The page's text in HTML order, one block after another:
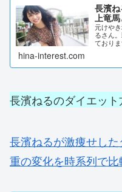
長濱
上竜
元けや
るさん
ており
hina-interest.com
長濱ねるのダイエット
長濱ねるが激痩せし
重の変化を時系列で比